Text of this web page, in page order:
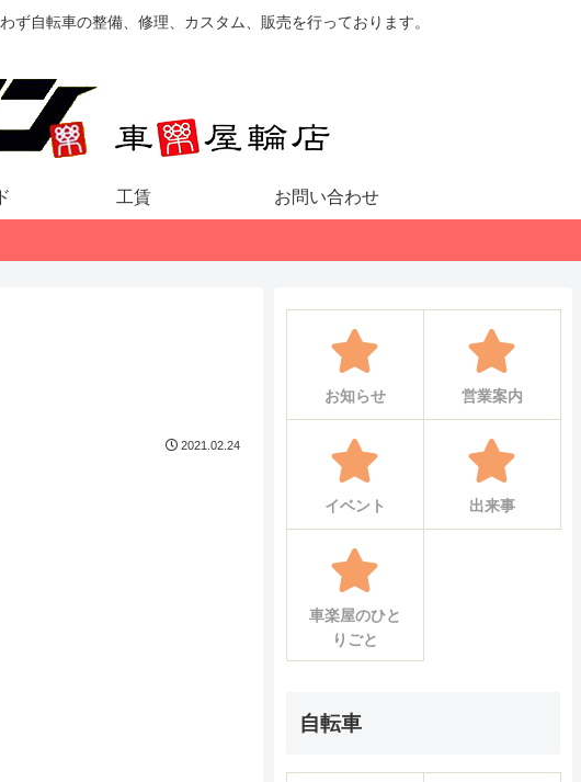
自転車の整備、修理、カスタム、販売を行っております。
工賃 お問い合わせ
2021.02.24
お知らせ 営業案内
イベント 出来事
車楽屋のひと
りごと
自転車